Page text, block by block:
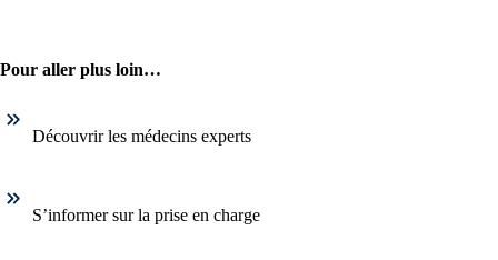
Pour aller plus loin…
Découvrir les médecins experts
S’informer sur la prise en charge